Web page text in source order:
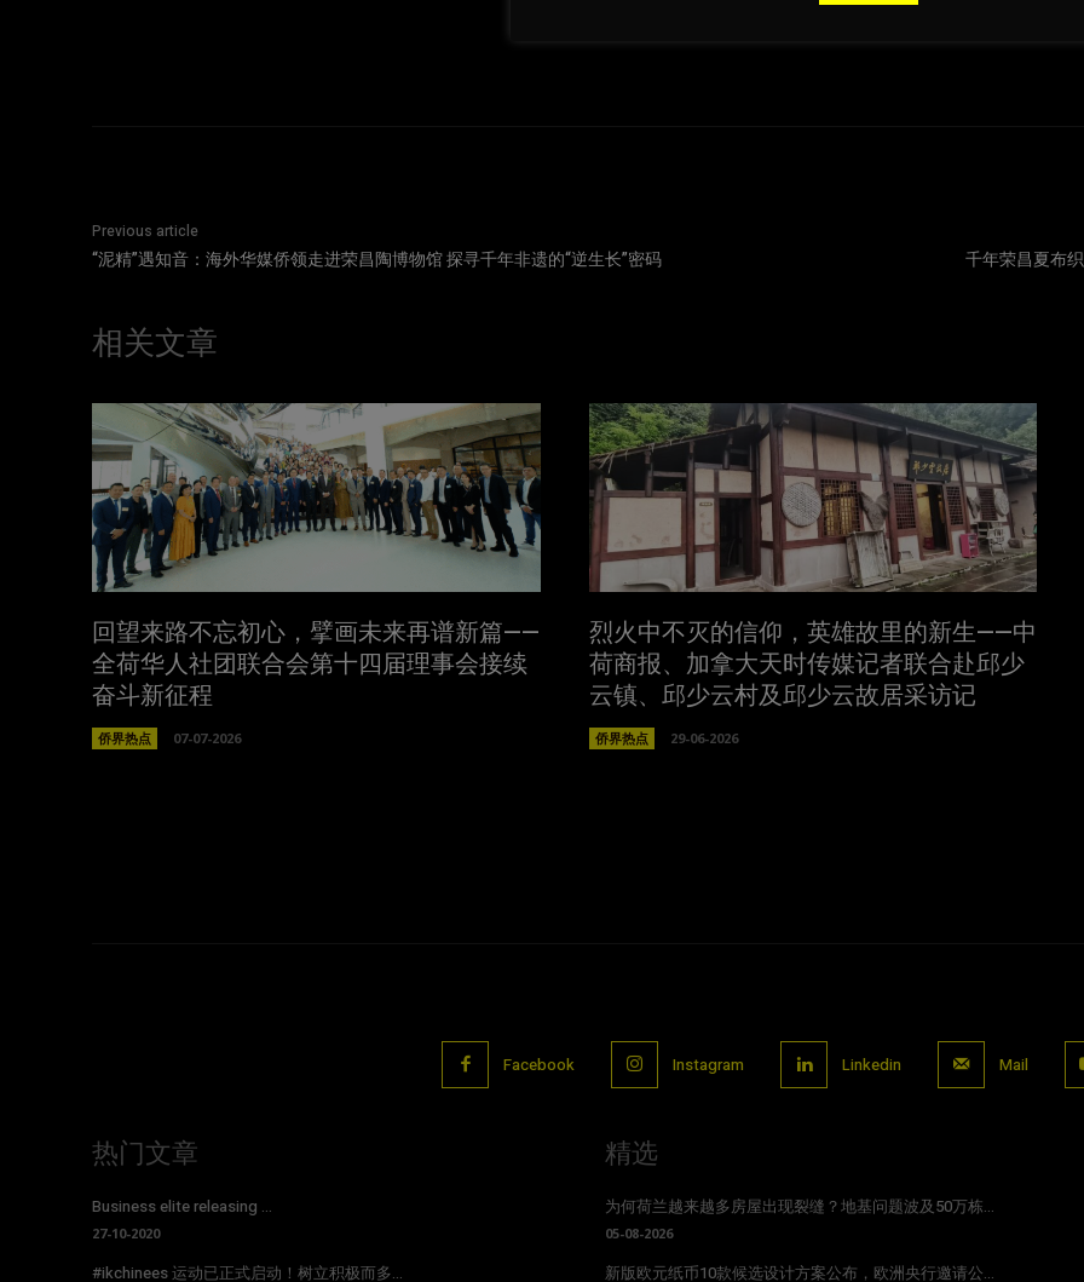
Previous article
“泥精”遇知音：海外华媒侨领走进荣昌陶博物馆 探寻千年非遗的“逆生长”密码 千年荣昌夏布
相关文章
回望来路不忘初心，擘画未来再谱新篇——
全荷华人社团联合会第十四届理事会接续
奋斗新征程
侨界热点 07-07-2026
烈火中不灭的信仰，英雄故里的新生——中
荷商报、加拿大天时传媒记者联合赴邱少
云镇、邱少云村及邱少云故居采访记
侨界热点 29-06-2026
Facebook Instagram Linkedin Mail
热门文章
Business elite releasing ...
27-10-2020
#ikchinees 运动已正式启动！树立积极而多...
精选
为何荷兰越来越多房屋出现裂缝？地基问题波及50万栋...
05-08-2026
新版欧元纸币10款候选设计方案公布，欧洲央行邀请公...